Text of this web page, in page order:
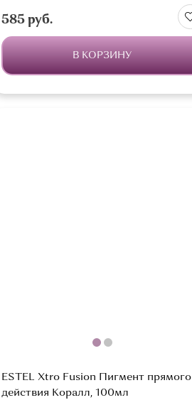
585 руб.
В КОРЗИНУ
ESTEL Xtro Fusion Пигмент прямого
действия Коралл, 100мл